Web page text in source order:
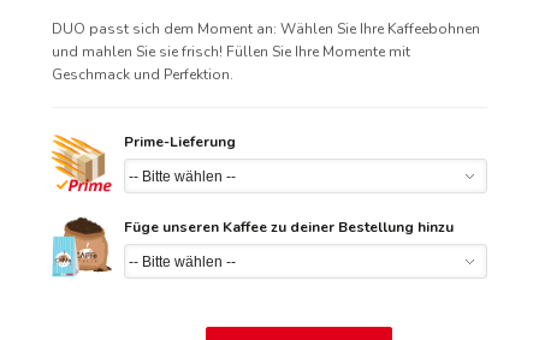
DUO passt sich dem Moment an: Wählen Sie Ihre Kaffeebohnen
und mahlen Sie sie frisch! Füllen Sie Ihre Momente mit
Geschmack und Perfektion.
Prime-Lieferung
Füge unseren Kaffee zu deiner Bestellung hinzu